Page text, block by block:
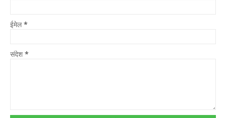
ईमेल*
संदेश *